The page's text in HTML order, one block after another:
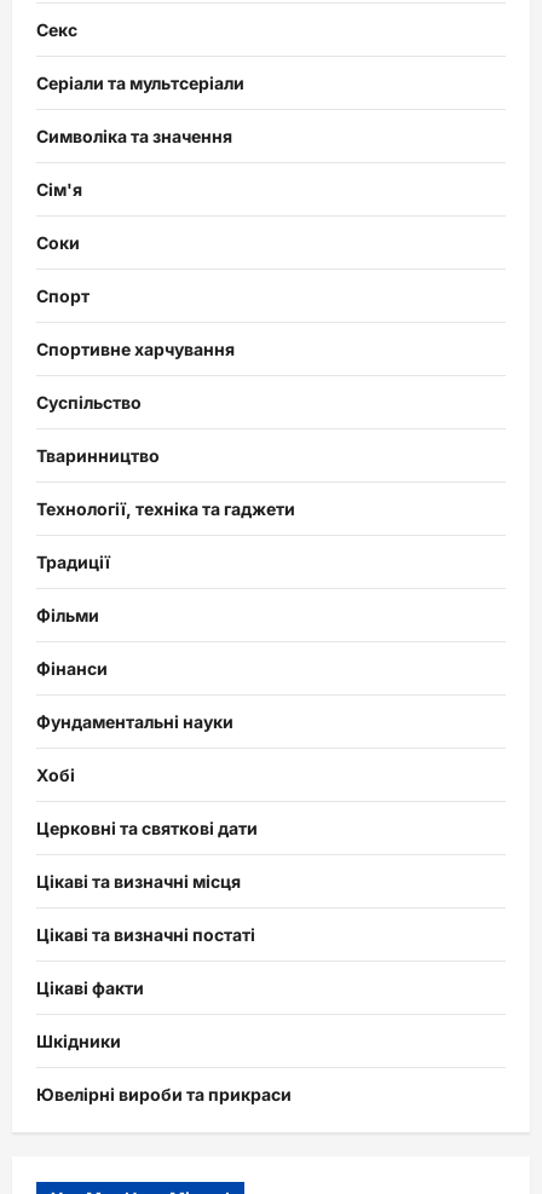
Секс
Серіали та мультсеріали
Символіка та значення
Сім'я
Соки
Спорт
Спортивне харчування
Суспільство
Тваринництво
Технології, техніка та гаджети
Традиції
Фільми
Фінанси
Фундаментальні науки
Хобі
Церковні та святкові дати
Цікаві та визначні місця
Цікаві та визначні постаті
Цікаві факти
Шкідники
Ювелірні вироби та прикраси